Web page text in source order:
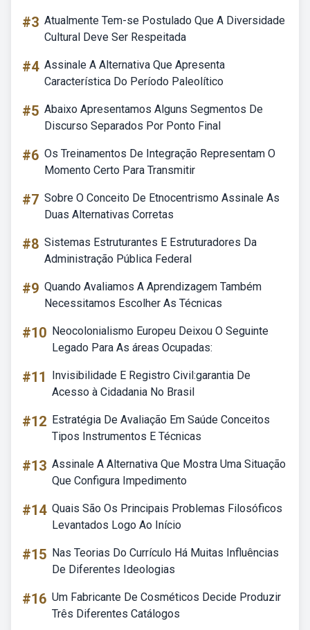
#3 Atualmente Tem-se Postulado Que A Diversidade
Cultural Deve Ser Respeitada
#4 Assinale A Alternativa Que Apresenta
Característica Do Período Paleolítico
#5 Abaixo Apresentamos Alguns Segmentos De
Discurso Separados Por Ponto Final
#6 Os Treinamentos De Integração Representam O
Momento Certo Para Transmitir
#7 Sobre O Conceito De Etnocentrismo Assinale As
Duas Alternativas Corretas
#8 Sistemas Estruturantes E Estruturadores Da
Administração Pública Federal
#9 Quando Avaliamos A Aprendizagem Também
Necessitamos Escolher As Técnicas
#10 Neocolonialismo Europeu Deixou O Seguinte
Legado Para As áreas Ocupadas:
#11
Invisibilidade E Registro Civil:garantia De
Acesso à Cidadania No Brasil
#12 Estratégia De Avaliação Em Saúde Conceitos
Tipos Instrumentos E Técnicas
#13 Assinale A Alternativa Que Mostra Uma Situação
Que Configura Impedimento
#14 Quais São Os Principais Problemas Filosóficos
Levantados Logo Ao Início
#15 Nas Teorias Do Currículo Há Muitas Influências
De Diferentes Ideologias
#16 Um Fabricante De Cosméticos Decide Produzir
Três Diferentes Catálogos